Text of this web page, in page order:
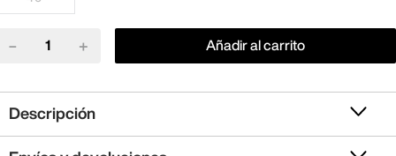
＋
－ Añadir al carrito
Descripción